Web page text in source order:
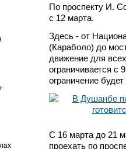
По проспекту И.
с 12 марта.
Здесь - от
(Караболо) до
движение для
ограничивается с
ограничение
С 16 марта до 21
проехать по